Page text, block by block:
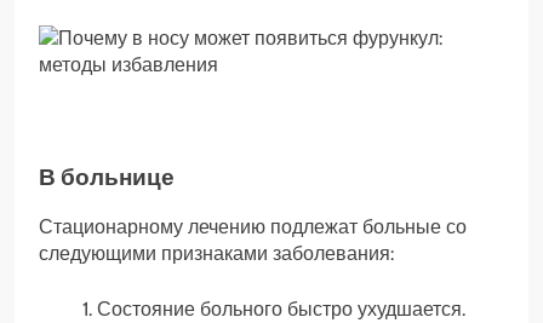
В больнице
Стационарному лечению подлежат больные со
следующими признаками заболевания:
Состояние больного быстро ухудшается.